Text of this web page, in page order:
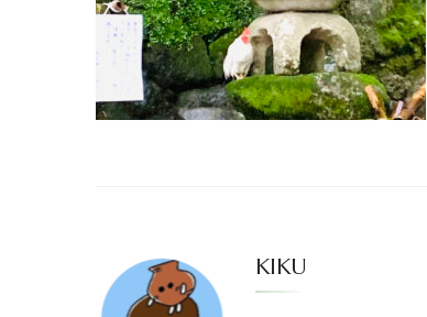
KIKU